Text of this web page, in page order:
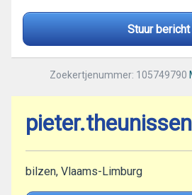
Stuur bericht
Zoekertjenummer: 105749790
bilzen, Vlaams-Limburg